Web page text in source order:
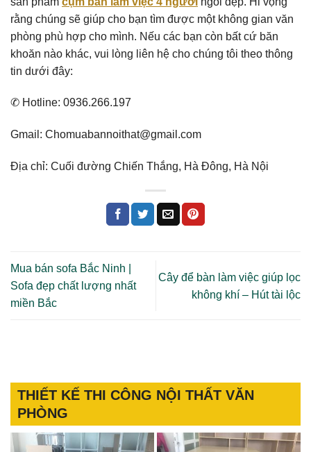
rằng chúng sẽ giúp cho bạn tìm được một không gian văn
phòng phù hợp cho mình. Nếu các bạn còn bất cứ băn
khoăn nào khác, vui lòng liên hệ cho chúng tôi theo thông
tin dưới đây:
✆ Hotline: 0936.266.197
Gmail: Chomuabannoithat@gmail.com
Địa chỉ: Cuối đường Chiến Thắng, Hà Đông, Hà Nội
Mua bán sofa Bắc Ninh |
Sofa đẹp chất lượng nhất
miền Bắc
Cây để bàn làm việc giúp lọc
không khí – Hút tài lộc
THIẾT KẾ THI CÔNG NỘI THẤT VĂN
PHÒNG